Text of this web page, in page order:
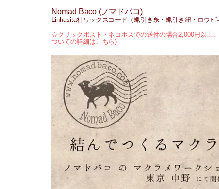
Nomad Baco (ノマドバコ)
Linhasita社ワックスコード（蝋引き糸・蝋引き紐・ロウ
☆クリックポスト・ネコポスでの送付の場合2,000円以上
ついての詳細はこちら)